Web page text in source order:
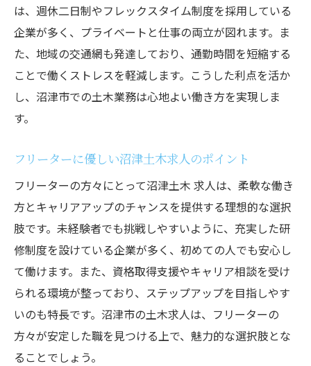
沼津市で安定を求める理由
職場環境がもたらす仕事のやりがい
静岡県沼津市の土木求人でフリーターが輝く理
由とは
沼津市ならではの職場の魅力
スキルアップが期待できる職場環境
フリーターが活躍する土木求人の特徴
沼津市で新たな自分を見つける方法
沼津土木求人を活用して充実した毎日を送るス
テップ
日々の仕事を楽しくする工夫
働く喜びを見つけるためのヒント
仕事を通じて自己成長を感じる
は、週休二日制やフレックスタイム制度を採用している
企業が多く、プライベートと仕事の両立が図れます。ま
た、地域の交通網も発達しており、通勤時間を短縮する
ことで働くストレスを軽減します。こうした利点を活か
し、沼津市での土木業務は心地よい働き方を実現しま
す。
フリーターに優しい沼津土木求人のポイント
フリーターの方々にとって沼津土木 求人は、柔軟な働き
方とキャリアアップのチャンスを提供する理想的な選択
肢です。未経験者でも挑戦しやすいように、充実した研
修制度を設けている企業が多く、初めての人でも安心し
て働けます。また、資格取得支援やキャリア相談を受け
られる環境が整っており、ステップアップを目指しやす
いのも特長です。沼津市の土木求人は、フリーターの
方々が安定した職を見つける上で、魅力的な選択肢とな
ることでしょう。